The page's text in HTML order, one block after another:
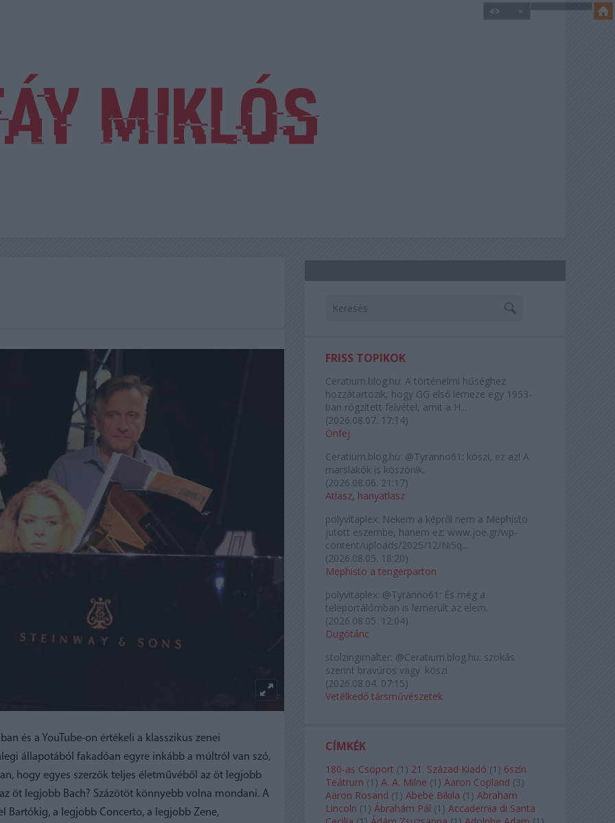
és a YouTube-on értékeli a klasszikus zenei
állapotából fakadóan egyre inkább a múltról van szó,
hogy egyes szerzők teljes életművéből az öt legjobb
öt legjobb Bach? Százötöt könnyebb volna mondani. A
Bartókig, a legjobb Concerto, a legjobb Zene,
FRISS TOPIKOK
Ceratium.blog.hu: A történelmi hűséghez
hozzátartozik, hogy GG első lemeze egy 1953-
ban rögzített felvétel, amit a H...
(2026.08.07. 17:14)
Önfej
Ceratium.blog.hu: @Tyranno61: köszi, ez az! A
marslakók is köszönik.
(2026.08.06. 21:17)
Atlasz, hanyatlasz
polyvitaplex: Nekem a képről nem a Mephisto
jutott eszembe, hanem ez: www.joe.gr/wp-
content/uploads/2025/12/Ni5q...
(2026.08.05. 18:20)
Mephisto a tengerparton
polyvitaplex: @Tyranno61: És még a
teleportálómban is lemerült az elem.
(2026.08.05. 12:04)
Dugótánc
stolzingimalter: @Ceratium.blog.hu: szokás
szerint bravúros vagy. köszi
(2026.08.04. 07:15)
Vetélkedő társművészetek
CÍMKÉK
180-as Csoport (1 ) 21. Század Kiadó (1 ) 6szín
Teátrum (1 ) A. A. Milne (1 ) Aaron Copland (3)
Aaron Rosand (1 ) Abebe Bikila (1 ) Abraham
Lincoln (1 ) Ábrahám Pál (1 ) Accademia di Santa